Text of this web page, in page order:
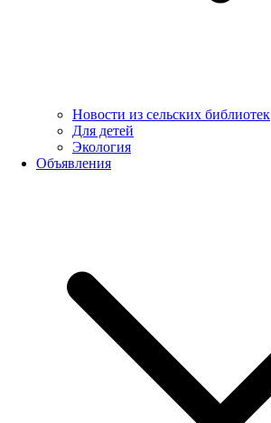
Новости из сельских библиотек
Для детей
Экология
Объявления